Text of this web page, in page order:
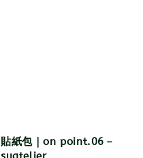
貼紙包｜on point.06－